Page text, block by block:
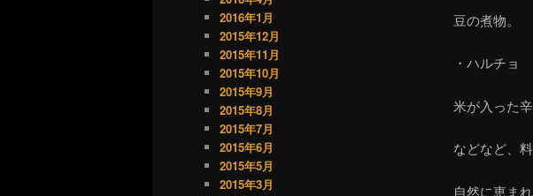
豆の煮物。
・ハルチョ
米が入った
などなど、
自然に恵ま
2016年1月
2015年12月
2015年11月
2015年10月
2015年9月
2015年8月
2015年7月
2015年6月
2015年5月
2015年3月